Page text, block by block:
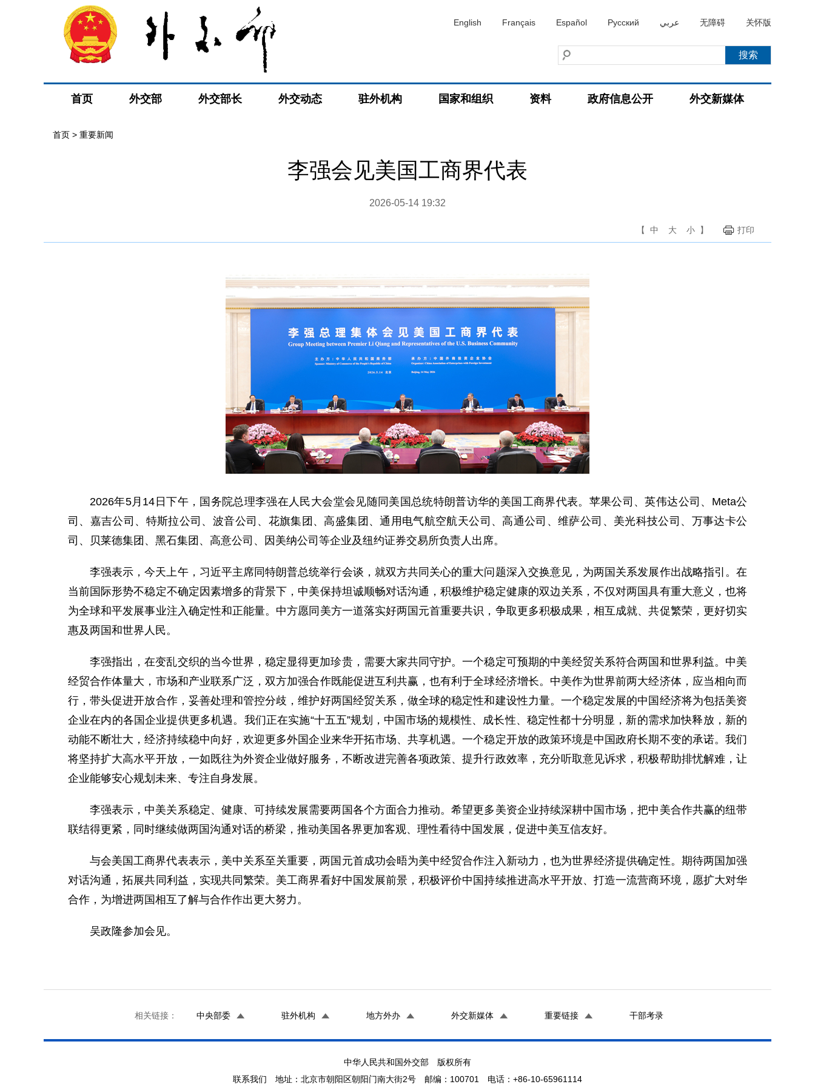
English Français Español Русский عربي 无障碍 关怀版
首页 外交部 外交部长 外交动态 驻外机构 国家和组织 资料 政府信息公开 外交新媒体
首页 > 重要新闻
李强会见美国工商界代表
2026-05-14 19:32
【 中 大 小 】 打印
2026年5月14日下午，国务院总理李强在人民大会堂会见随同美国总统特朗普访华的美国工商界代表。苹果公司、英伟达公司、Meta公
司、嘉吉公司、特斯拉公司、波音公司、花旗集团、高盛集团、通用电气航空航天公司、高通公司、维萨公司、美光科技公司、万事达卡公
司、贝莱德集团、黑石集团、高意公司、因美纳公司等企业及纽约证券交易所负责人出席。
李强表示，今天上午，习近平主席同特朗普总统举行会谈，就双方共同关心的重大问题深入交换意见，为两国关系发展作出战略指引。在
当前国际形势不稳定不确定因素增多的背景下，中美保持坦诚顺畅对话沟通，积极维护稳定健康的双边关系，不仅对两国具有重大意义，也将
为全球和平发展事业注入确定性和正能量。中方愿同美方一道落实好两国元首重要共识，争取更多积极成果，相互成就、共促繁荣，更好切实
惠及两国和世界人民。
李强指出，在变乱交织的当今世界，稳定显得更加珍贵，需要大家共同守护。一个稳定可预期的中美经贸关系符合两国和世界利益。中美
经贸合作体量大，市场和产业联系广泛，双方加强合作既能促进互利共赢，也有利于全球经济增长。中美作为世界前两大经济体，应当相向而
行，带头促进开放合作，妥善处理和管控分歧，维护好两国经贸关系，做全球的稳定性和建设性力量。一个稳定发展的中国经济将为包括美资
企业在内的各国企业提供更多机遇。我们正在实施“十五五”规划，中国市场的规模性、成长性、稳定性都十分明显，新的需求加快释放，新的
动能不断壮大，经济持续稳中向好，欢迎更多外国企业来华开拓市场、共享机遇。一个稳定开放的政策环境是中国政府长期不变的承诺。我们
将坚持扩大高水平开放，一如既往为外资企业做好服务，不断改进完善各项政策、提升行政效率，充分听取意见诉求，积极帮助排忧解难，让
企业能够安心规划未来、专注自身发展。
李强表示，中美关系稳定、健康、可持续发展需要两国各个方面合力推动。希望更多美资企业持续深耕中国市场，把中美合作共赢的纽带
联结得更紧，同时继续做两国沟通对话的桥梁，推动美国各界更加客观、理性看待中国发展，促进中美互信友好。
与会美国工商界代表表示，美中关系至关重要，两国元首成功会晤为美中经贸合作注入新动力，也为世界经济提供确定性。期待两国加强
对话沟通，拓展共同利益，实现共同繁荣。美工商界看好中国发展前景，积极评价中国持续推进高水平开放、打造一流营商环境，愿扩大对华
合作，为增进两国相互了解与合作作出更大努力。
吴政隆参加会见。
相关链接： 中央部委 驻外机构 地方外办 外交新媒体 重要链接 干部考录
中华人民共和国外交部 版权所有
联系我们 地址：北京市朝阳区朝阳门南大街2号 邮编：100701 电话：+86-10-65961114